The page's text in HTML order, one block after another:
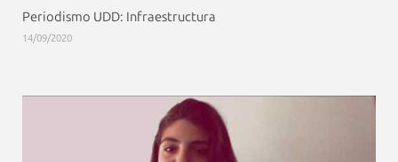
Periodismo UDD: Infraestructura
14/09/2020